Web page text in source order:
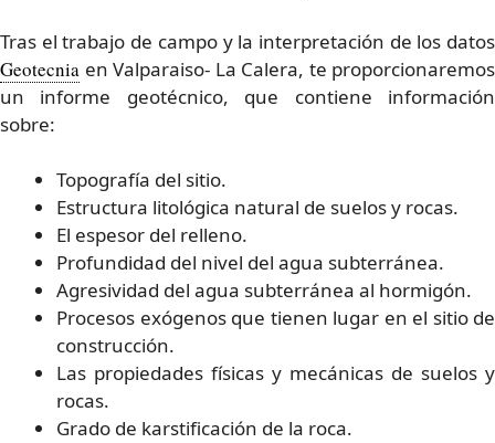
Tras el trabajo de campo y la interpretación de los datos
Geotecnia en Valparaiso- La Calera, te proporcionaremos
un informe geotécnico, que contiene información
sobre:
Topografía del sitio.
Estructura litológica natural de suelos y rocas.
El espesor del relleno.
Profundidad del nivel del agua subterránea.
Agresividad del agua subterránea al hormigón.
Procesos exógenos que tienen lugar en el sitio de
construcción.
Las propiedades físicas y mecánicas de suelos y
rocas.
Grado de karstificación de la roca.